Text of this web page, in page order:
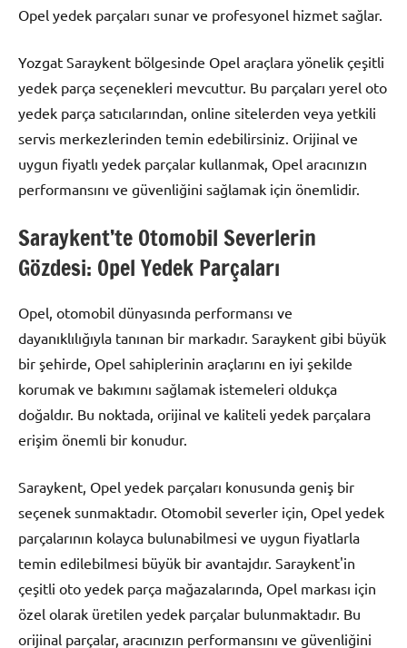
Opel yedek parçaları sunar ve profesyonel hizmet sağlar.
Yozgat Saraykent bölgesinde Opel araçlara yönelik çeşitli
yedek parça seçenekleri mevcuttur. Bu parçaları yerel oto
yedek parça satıcılarından, online sitelerden veya yetkili
servis merkezlerinden temin edebilirsiniz. Orijinal ve
uygun fiyatlı yedek parçalar kullanmak, Opel aracınızın
performansını ve güvenliğini sağlamak için önemlidir.
Saraykent’te Otomobil Severlerin
Gözdesi: Opel Yedek Parçaları
Opel, otomobil dünyasında performansı ve
dayanıklılığıyla tanınan bir markadır. Saraykent gibi büyük
bir şehirde, Opel sahiplerinin araçlarını en iyi şekilde
korumak ve bakımını sağlamak istemeleri oldukça
doğaldır. Bu noktada, orijinal ve kaliteli yedek parçalara
erişim önemli bir konudur.
Saraykent, Opel yedek parçaları konusunda geniş bir
seçenek sunmaktadır. Otomobil severler için, Opel yedek
parçalarının kolayca bulunabilmesi ve uygun fiyatlarla
temin edilebilmesi büyük bir avantajdır. Saraykent'in
çeşitli oto yedek parça mağazalarında, Opel markası için
özel olarak üretilen yedek parçalar bulunmaktadır. Bu
orijinal parçalar, aracınızın performansını ve güvenliğini